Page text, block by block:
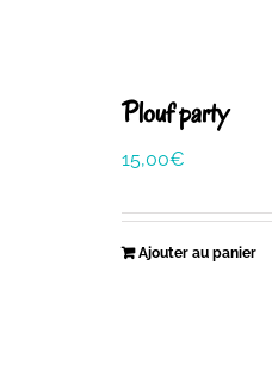
Plouf party
15,00€
Ajouter au panier